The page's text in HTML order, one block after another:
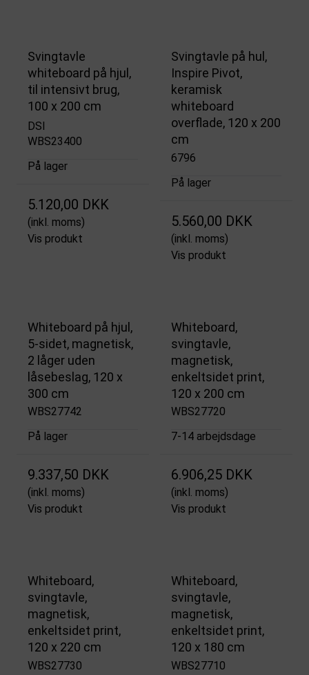
Svingtavle
whiteboard på hjul,
til intensivt brug,
100 x 200 cm
DSI
WBS23400
På lager
5.120,00 DKK
(inkl. moms)
Vis produkt
Svingtavle på hul,
Inspire Pivot,
keramisk
whiteboard
overflade, 120 x 200
cm
6796
På lager
5.560,00 DKK
(inkl. moms)
Vis produkt
Whiteboard på hjul,
5-sidet, magnetisk,
2 låger uden
låsebeslag, 120 x
300 cm
WBS27742
På lager
9.337,50 DKK
(inkl. moms)
Vis produkt
Whiteboard,
svingtavle,
magnetisk,
enkeltsidet print,
120 x 200 cm
WBS27720
7-14 arbejdsdage
6.906,25 DKK
(inkl. moms)
Vis produkt
Whiteboard,
svingtavle,
magnetisk,
enkeltsidet print,
120 x 220 cm
WBS27730
Whiteboard,
svingtavle,
magnetisk,
enkeltsidet print,
120 x 180 cm
WBS27710